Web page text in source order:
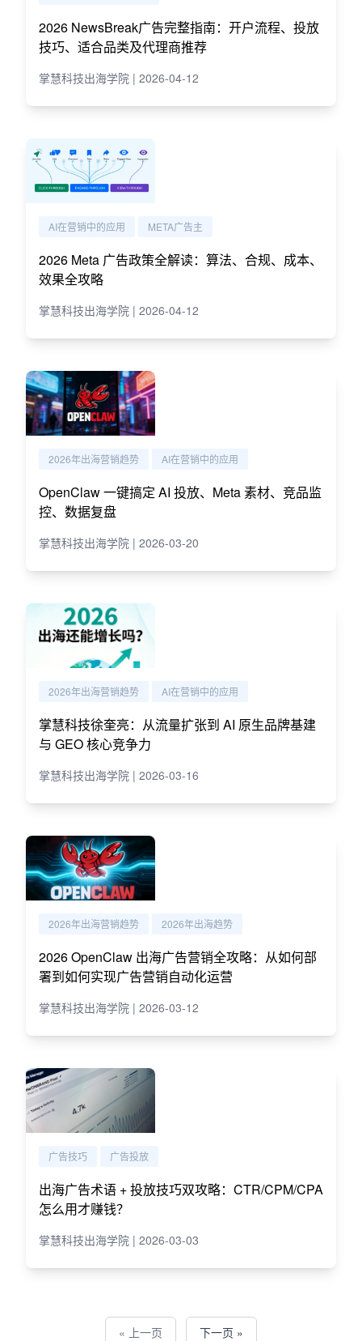
2026 NewsBreak广告完整指南：开户流程、投放
技巧、适合品类及代理商推荐
掌慧科技出海学院 | 2026-04-12
AI在营销中的应用 META广告主
2026 Meta 广告政策全解读：算法、合规、成本、
效果全攻略
掌慧科技出海学院 | 2026-04-12
2026年出海营销趋势 AI在营销中的应用
OpenClaw 一键搞定 AI 投放、Meta 素材、竞品监
控、数据复盘
掌慧科技出海学院 | 2026-03-20
2026年出海营销趋势 AI在营销中的应用
掌慧科技徐奎亮：从流量扩张到 AI 原生品牌基建
与 GEO 核心竞争力
掌慧科技出海学院 | 2026-03-16
2026年出海营销趋势 2026年出海趋势
2026 OpenClaw 出海广告营销全攻略：从如何部
署到如何实现广告营销自动化运营
掌慧科技出海学院 | 2026-03-12
广告技巧 广告投放
出海广告术语 + 投放技巧双攻略：CTR/CPM/CPA
怎么用才赚钱？
掌慧科技出海学院 | 2026-03-03
« 上一页 下一页 »